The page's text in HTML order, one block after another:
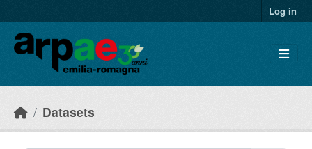
Log in
Datasets